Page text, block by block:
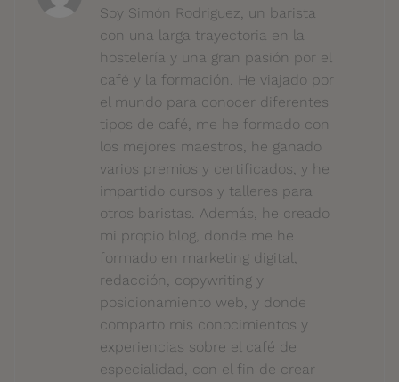
Soy Simón Rodriguez, un barista
con una larga trayectoria en la
hostelería y una gran pasión por el
café y la formación. He viajado por
el mundo para conocer diferentes
tipos de café, me he formado con
los mejores maestros, he ganado
varios premios y certificados, y he
impartido cursos y talleres para
otros baristas. Además, he creado
mi propio blog, donde me he
formado en marketing digital,
redacción, copywriting y
posicionamiento web, y donde
comparto mis conocimientos y
experiencias sobre el café de
especialidad, con el fin de crear